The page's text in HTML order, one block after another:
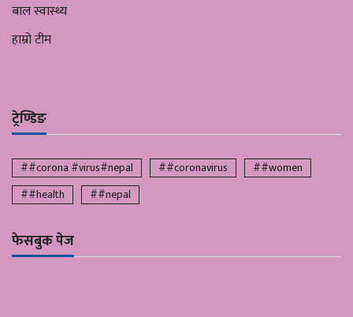
बाल स्वास्थ्य
हाम्रो टीम
ट्रेण्डिङ
##corona #virus#nepal ##coronavirus
##women
##health
##nepal
फेसबुक पेज